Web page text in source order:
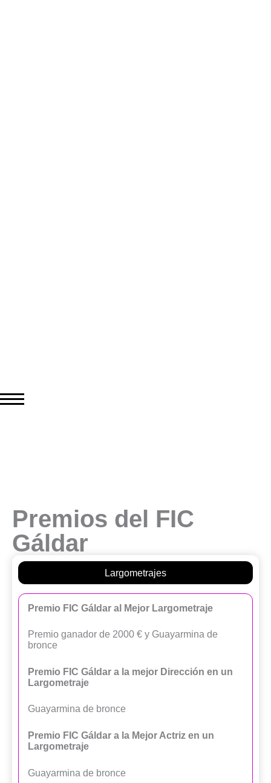
Premios del FIC
Gáldar
Largometrajes
Premio FIC Gáldar al Mejor Largometraje
Premio ganador de 2000 € y Guayarmina de
bronce
Premio FIC Gáldar a la mejor Dirección en un
Largometraje
Guayarmina de bronce
Premio FIC Gáldar a la Mejor Actriz en un
Largometraje
Guayarmina de bronce